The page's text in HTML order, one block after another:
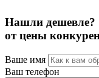
Нашли дешевле?
от цены
Ваше имя
Ваш телефон